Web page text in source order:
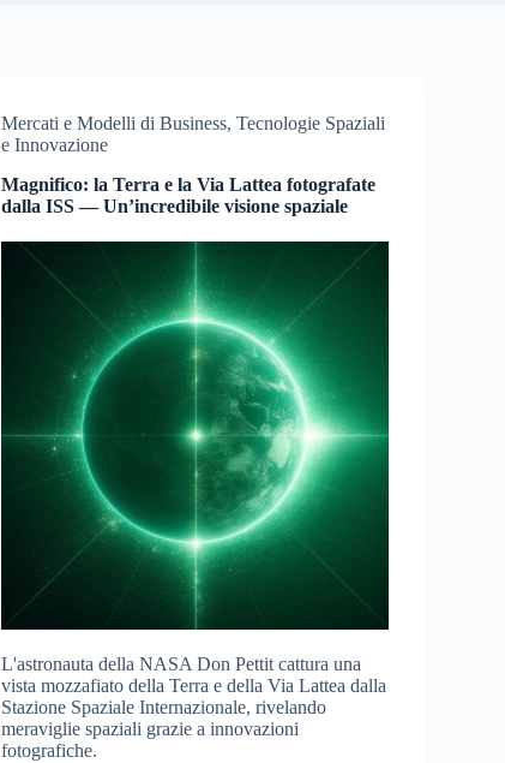
Mercati e Modelli di Business, Tecnologie Spaziali
e Innovazione
Magnifico: la Terra e la Via Lattea fotografate
dalla ISS — Un’incredibile visione spaziale
L'astronauta della NASA Don Pettit cattura una
vista mozzafiato della Terra e della Via Lattea dalla
Stazione Spaziale Internazionale, rivelando
meraviglie spaziali grazie a innovazioni
fotografiche.